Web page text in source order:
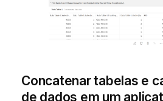
Concatenar tabelas e
de dados em um